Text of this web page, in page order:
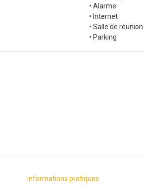
• Alarme
• Internet
• Salle de réunion
• Parking
Informations pratiques